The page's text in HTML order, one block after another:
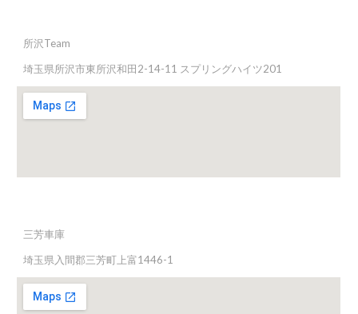
所沢Team
埼玉県所沢市東所沢和田2-14-11 スプリングハイツ201
三芳車庫
埼玉県入間郡三芳町上富1446-1